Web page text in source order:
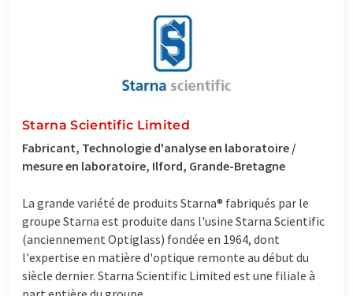
Starna Scientific Limited
Fabricant, Technologie d'analyse en laboratoire /
mesure en laboratoire, Ilford, Grande-Bretagne
La grande variété de produits Starna® fabriqués par le
groupe Starna est produite dans l'usine Starna Scientific
(anciennement Optiglass) fondée en 1964, dont
l'expertise en matière d'optique remonte au début du
siècle dernier. Starna Scientific Limited est une filiale à